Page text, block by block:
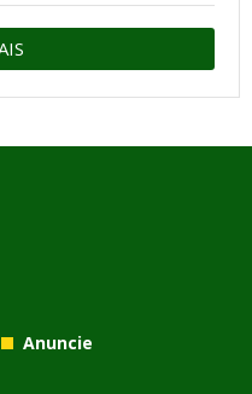
Anuncie